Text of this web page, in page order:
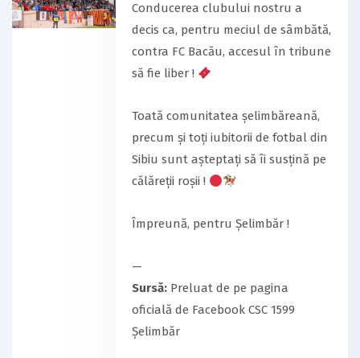
Conducerea clubului nostru a
decis ca, pentru meciul de sâmbătă,
contra FC Bacău, accesul în tribune
să fie liber !
Toată comunitatea șelimbăreană,
precum și toți iubitorii de fotbal din
Sibiu sunt așteptați să îi susțină pe
călăreții roșii !
Împreună, pentru Șelimbăr !
—
Sursă: Preluat de pe pagina
oficială de Facebook CSC 1599
Șelimbăr